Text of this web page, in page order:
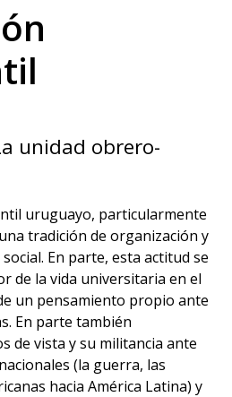
unidad obrero-
uruguayo, particularmente
tradición de organización y
En parte, esta actitud se
de la vida universitaria en el
un pensamiento propio ante
En parte también
de vista y su militancia ante
(la guerra, las
hacia América Latina) y